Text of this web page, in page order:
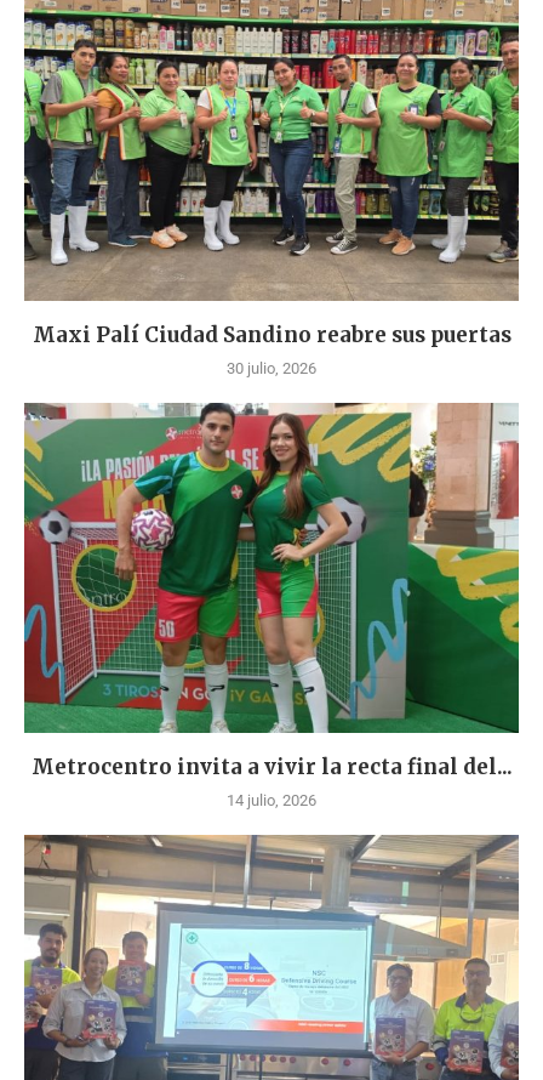
Maxi Palí Ciudad Sandino reabre sus puertas
30 julio, 2026
Metrocentro invita a vivir la recta final del...
14 julio, 2026